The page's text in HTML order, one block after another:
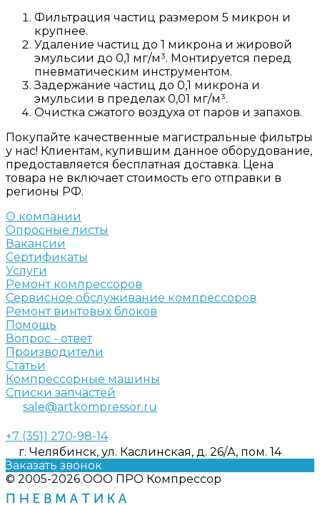
Фильтрация частиц размером 5 микрон и
крупнее.
Удаление частиц до 1 микрона и жировой
эмульсии до 0,1 мг/м³. Монтируется перед
пневматическим инструментом.
Задержание частиц до 0,1 микрона и
эмульсии в пределах 0,01 мг/м³.
Очистка сжатого воздуха от паров и запахов.
Покупайте качественные магистральные фильтры
у нас! Клиентам, купившим данное оборудование,
предоставляется бесплатная доставка. Цена
товара не включает стоимость его отправки в
регионы РФ.
О компании
Опросные листы
Вакансии
Сертификаты
Услуги
Ремонт компрессоров
Сервисное обслуживание компрессоров
Ремонт винтовых блоков
Помощь
Вопрос - ответ
Производители
Статьи
Компрессорные машины
Списки запчастей
sale@artkompressor.ru
+7 (351) 270-98-14
г. Челябинск, ул. Каслинская, д. 26/А, пом. 14
Заказать звонок
© 2005-2026 ООО ПРО Компрессор